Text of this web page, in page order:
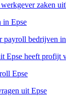
zaken
in Epse
payroll bedrijven
Epse heeft profijt
Epse
uit Epse